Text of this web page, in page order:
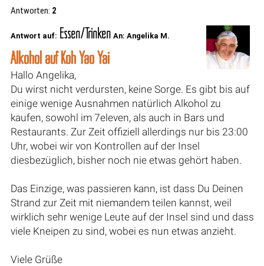
Antworten: 2
Antwort auf: Essen/Trinken An: Angelika M.
Alkohol auf Koh Yao Yai
Hallo Angelika,
Du wirst nicht verdursten, keine Sorge. Es gibt bis auf
einige wenige Ausnahmen natürlich Alkohol zu
kaufen, sowohl im 7eleven, als auch in Bars und
Restaurants. Zur Zeit offiziell allerdings nur bis 23:00
Uhr, wobei wir von Kontrollen auf der Insel
diesbezüglich, bisher noch nie etwas gehört haben.
Das Einzige, was passieren kann, ist dass Du Deinen
Strand zur Zeit mit niemandem teilen kannst, weil
wirklich sehr wenige Leute auf der Insel sind und dass
viele Kneipen zu sind, wobei es nun etwas anzieht.
Viele Grüße